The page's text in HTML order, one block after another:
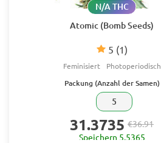
Atomic (Bomb Seeds)
5 (1)
N/A THC
Feminisiert Photoperiodisch
Packung (Anzahl der Samen)
5
31.3735 €36.91
Speichern 5.5365